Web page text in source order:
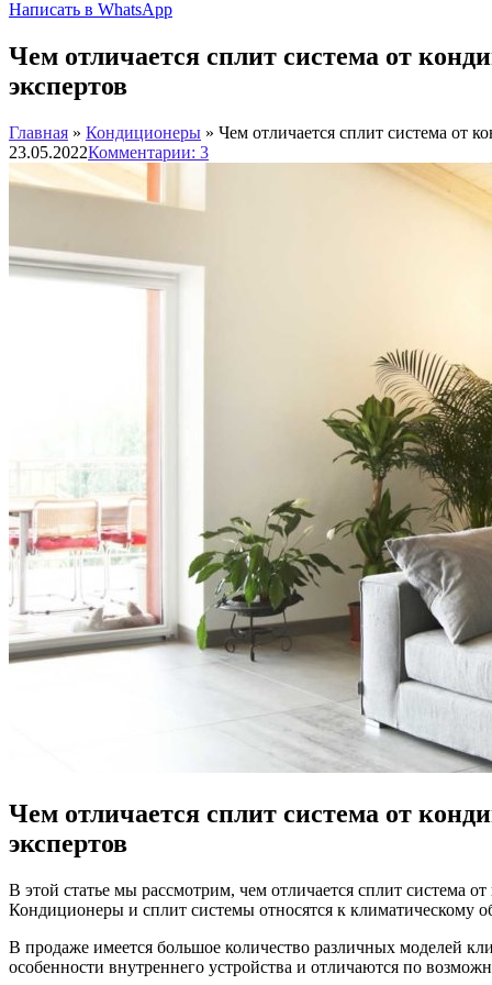
Написать в WhatsApp
Чем отличается сплит система от
экспертов
Главная » Кондиционеры » Чем отличается сплит система от
23.05.2022Комментарии: 3
Чем отличается сплит система от
экспертов
В этой статье мы рассмотрим, чем отличается сплит система
Кондиционеры и сплит системы относятся к климатическому
В продаже имеется большое количество различных моделей
особенности внутреннего устройства и отличаются по